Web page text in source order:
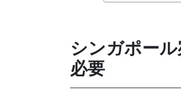
シンガポー
必要